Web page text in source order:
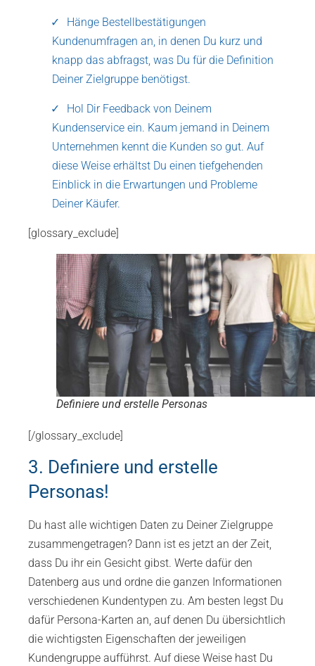
Hänge Bestellbestätigungen
Kundenumfragen an, in denen Du kurz und
knapp das abfragst, was Du für die Definition
Deiner Zielgruppe benötigst.
Hol Dir Feedback von Deinem
Kundenservice ein. Kaum jemand in Deinem
Unternehmen kennt die Kunden so gut. Auf
diese Weise erhältst Du einen tiefgehenden
Einblick in die Erwartungen und Probleme
Deiner Käufer.
[glossary_exclude]
Definiere und erstelle Personas
[/glossary_exclude]
3. Definiere und erstelle
Personas!
Du hast alle wichtigen Daten zu Deiner Zielgruppe
zusammengetragen? Dann ist es jetzt an der Zeit,
dass Du ihr ein Gesicht gibst. Werte dafür den
Datenberg aus und ordne die ganzen Informationen
verschiedenen Kundentypen zu. Am besten legst Du
dafür Persona-Karten an, auf denen Du übersichtlich
die wichtigsten Eigenschaften der jeweiligen
Kundengruppe aufführst. Auf diese Weise hast Du